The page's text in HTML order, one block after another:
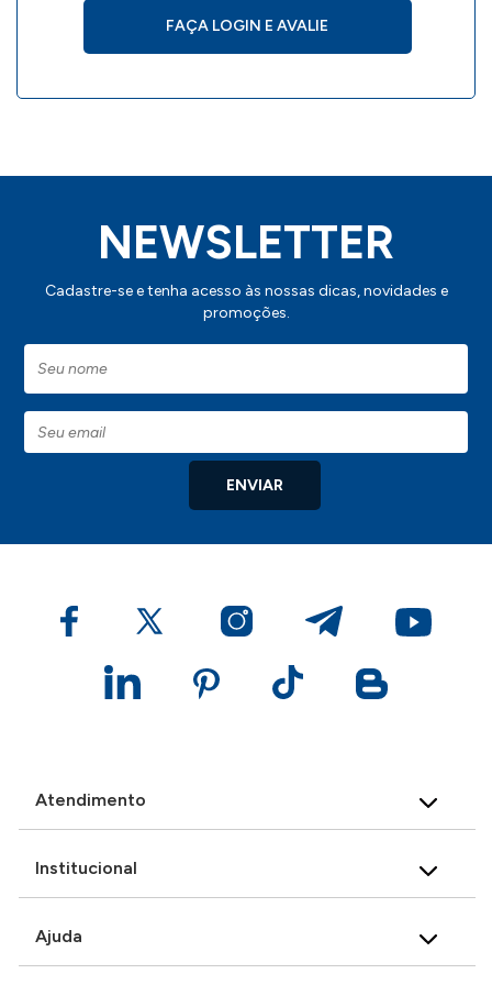
DETALHES DO CADERNO PERSONALIZADO
- Dimensões: 21,1 x 14,3 x 1,2cm;
IMPORTANTE:
Consulte a aba personalização para saber detalhes
FAÇA LOGIN E AVALIE
NEWSLETTER
Cadastre-se e tenha acesso às nossas dicas, novidades e
promoções.
ENVIAR
Atendimento
Institucional
Ajuda